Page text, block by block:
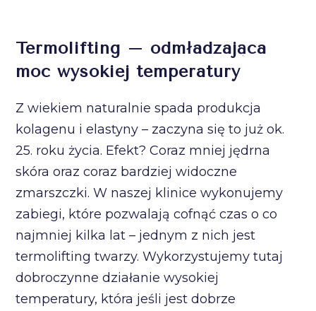
Termolifting – odmładzająca
moc wysokiej temperatury
Z wiekiem naturalnie spada produkcja
kolagenu i elastyny – zaczyna się to już ok.
25. roku życia. Efekt? Coraz mniej jędrna
skóra oraz coraz bardziej widoczne
zmarszczki. W naszej klinice wykonujemy
zabiegi, które pozwalają cofnąć czas o co
najmniej kilka lat – jednym z nich jest
termolifting twarzy. Wykorzystujemy tutaj
dobroczynne działanie wysokiej
temperatury, która jeśli jest dobrze